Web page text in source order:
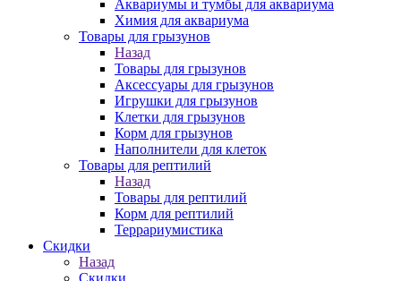
Аквариумы и тумбы для аквариума
Химия для аквариума
Товары для грызунов
Назад
Товары для грызунов
Аксессуары для грызунов
Игрушки для грызунов
Клетки для грызунов
Корм для грызунов
Наполнители для клеток
Товары для рептилий
Назад
Товары для рептилий
Корм для рептилий
Террариумистика
Скидки
Назад
Скидки